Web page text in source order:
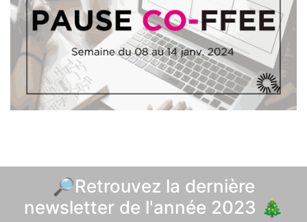
🔎Retrouvez la dernière
newsletter de l'année 2023 🎄